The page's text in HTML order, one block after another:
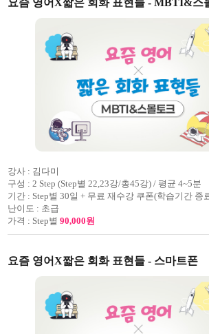
강사 : 김다미
구성 : 2 Step (Step별 22,23강/총45강) / 평균 4~5분
기간 : Step별 30일 + 무료 재수강 쿠폰(학습기간 종
난이도 : 초급
가격 : Step별 90,000원
요즘 영어X짧은 회화 표현들 - 스마트폰